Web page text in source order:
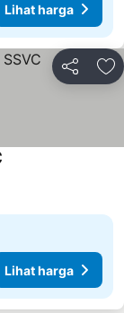
Lihat harga
Bagikan
Lihat harga